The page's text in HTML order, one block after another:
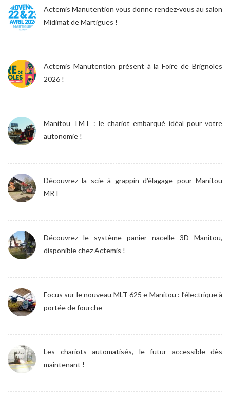
Actemis Manutention vous donne rendez-vous au salon
Midimat de Martigues !
Actemis Manutention présent à la Foire de Brignoles
2026 !
Manitou TMT : le chariot embarqué idéal pour votre
autonomie !
Découvrez la scie à grappin d'élagage pour Manitou
MRT
Découvrez le système panier nacelle 3D Manitou,
disponible chez Actemis !
Focus sur le nouveau MLT 625 e Manitou : l’électrique à
portée de fourche
Les chariots automatisés, le futur accessible dès
maintenant !